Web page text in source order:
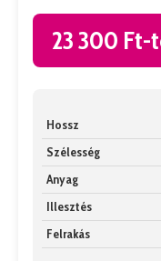
23 300 Ft-
Hossz
Szélesség
Anyag
Illesztés
Felrakás